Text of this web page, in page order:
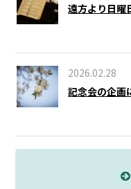
遠方より日曜
2026.02.28
記念会の企画